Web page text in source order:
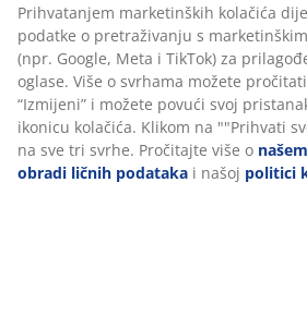
Podaci o proizvodu
Recenzije
(0)
Prihvatanjem marketinških kolačića
podatke o pretraživanju s
(npr. Google, Meta i TikTok) za
oglase. Više o svrhama možete
“Izmijeni” i možete povući svoj
ikonicu kolačića. Klikom na ""Prihvati
na sve tri svrhe. Pročitajte više o
obradi ličnih podataka i našoj politici